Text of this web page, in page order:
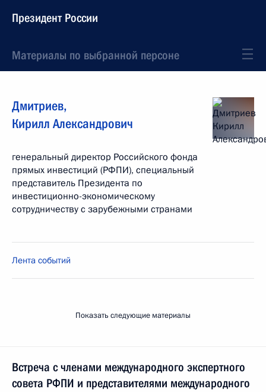
Президент России
Материалы по выбранной персоне
Дмитриев,
Кирилл Александрович
генеральный директор Российского фонда
прямых инвестиций (РФПИ), специальный
представитель Президента по
инвестиционно-экономическому
сотрудничеству с зарубежными странами
Лента событий
Показать следующие материалы
Встреча с членами международного экспертного
совета РФПИ и представителями международного